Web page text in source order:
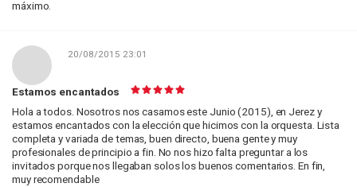
máximo.
20/08/2015 23:01
Estamos encantados
Hola a todos. Nosotros nos casamos este Junio (2015), en Jerez y
estamos encantados con la elección que hicimos con la orquesta. Lista
completa y variada de temas, buen directo, buena gente y muy
profesionales de principio a fin. No nos hizo falta preguntar a los
invitados porque nos llegaban solos los buenos comentarios. En fin,
muy recomendable